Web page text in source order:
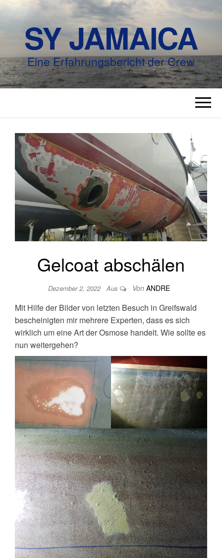
SY JAMAICA
Eine Erfahrungsbericht der Crew
Gelcoat abschälen
Dezember 2, 2022 Aus Von ANDRE
Mit Hilfe der Bilder von letzten Besuch in Greifswald
bescheinigten mir mehrere Experten, dass es sich
wirklich um eine Art der Osmose handelt. Wie sollte es
nun weitergehen?